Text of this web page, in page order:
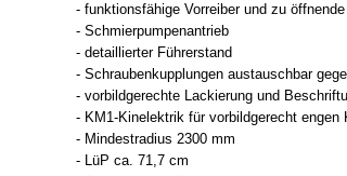
- funktionsfähige Vorreiber und zu
- Schmierpumpenantrieb
- detaillierter Führerstand
- Schraubenkupplungen austauschbar
- vorbildgerechte Lackierung und
- KM1-Kinelektrik für vorbildgerecht
- Mindestradius 2300 mm
- LüP ca. 71,7 cm